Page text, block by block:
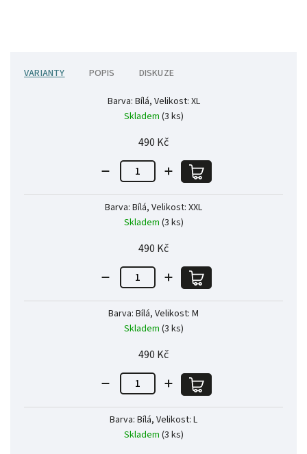
VARIANTY POPIS DISKUZE
Barva: Bílá, Velikost: XL
Skladem (3 ks)
490 Kč
Barva: Bílá, Velikost: XXL
Skladem (3 ks)
490 Kč
Barva: Bílá, Velikost: M
Skladem (3 ks)
490 Kč
Barva: Bílá, Velikost: L
Skladem (3 ks)